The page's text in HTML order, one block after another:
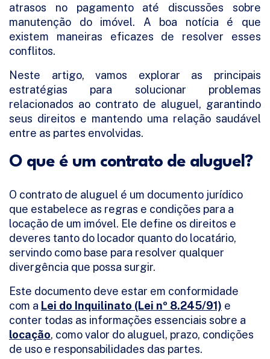
atrasos no pagamento até discussões sobre
manutenção do imóvel. A boa notícia é que
existem maneiras eficazes de resolver esses
conflitos.
Neste artigo, vamos explorar as principais
estratégias para solucionar problemas
relacionados ao contrato de aluguel, garantindo
seus direitos e mantendo uma relação saudável
entre as partes envolvidas.
O que é um contrato de aluguel?
O contrato de aluguel é um documento jurídico
que estabelece as regras e condições para a
locação de um imóvel. Ele define os direitos e
deveres tanto do locador quanto do locatário,
servindo como base para resolver qualquer
divergência que possa surgir.
Este documento deve estar em conformidade
com a Lei do Inquilinato (Lei nº 8.245/91) e
conter todas as informações essenciais sobre a
locação, como valor do aluguel, prazo, condições
de uso e responsabilidades das partes.